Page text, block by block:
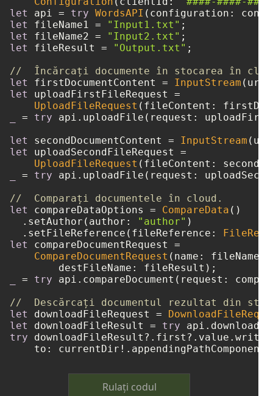
let
api = try WordsAPI
let
fileName1 = "Input1.txt"
let
fileName2 = "Input2.txt"
let
fileResult = "Output.txt" ;
//  Încărcați documente în stocarea în
let
firstDocumentContent = InputStream
let
uploadFirstFileRequest =
UploadFileRequest
= try api.uploadFile(request:
let
secondDocumentContent = InputStream
let
uploadSecondFileRequest =
UploadFileRequest
= try api.uploadFile(request:
//  Comparați documentele în cloud.
let
compareDataOptions = CompareData ()
  .setAuthor(author:
"author" )
  .setFileReference(fileReference:
let
compareDocumentRequest =
CompareDocumentRequest (name:
= try api.compareDocument(request:
//  Descărcați documentul rezultat din
let
downloadFileRequest =
let
downloadFileResult =
try
try downloadFileResult ? .first ? .value.write(
    to: currentDir
!
Rulați codul